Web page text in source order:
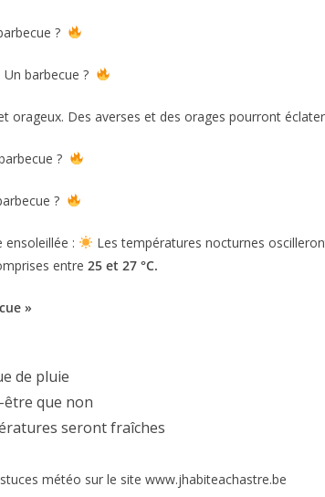
?
Un barbecue ?
orageux. Des averses et des orages pourront
?
?
ensoleillée :
Les températures nocturnes
entre 25 et 27 °C.
»
de pluie
que non
seront fraîches
météo sur le site www.jhabiteachastre.be